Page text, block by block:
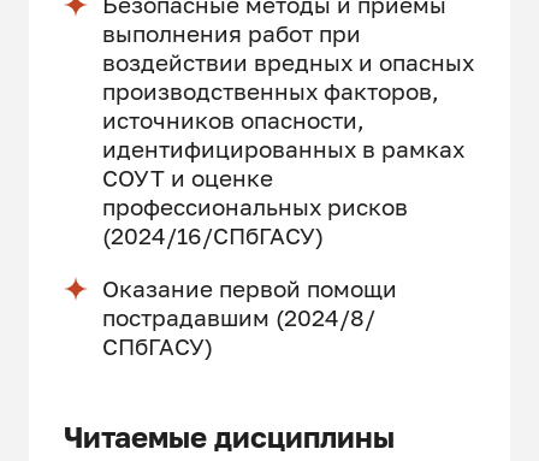
выполнения работ при
воздействии вредных и опасных
производственных факторов,
источников опасности,
идентифицированных в рамках
СОУТ и оценке
профессиональных рисков
(2024/16/СПбГАСУ)
Оказание первой помощи
пострадавшим (2024/8/
СПбГАСУ)
Читаемые дисциплины